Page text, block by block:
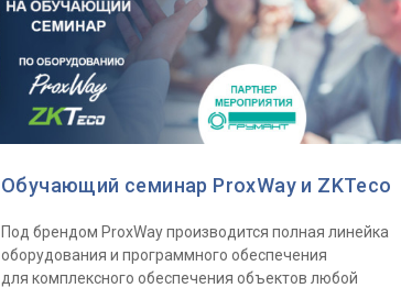
Обучающий семинар ProxWay и ZKTeco
Под брендом ProxWay производится полная линейка
оборудования и программного обеспечения
для комплексного обеспечения объектов любой